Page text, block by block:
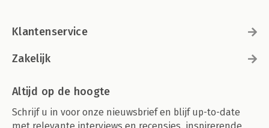
Klantenservice
Zakelijk
Altijd op de hoogte
Schrijf u in voor onze nieuwsbrief en blijf up-to-date